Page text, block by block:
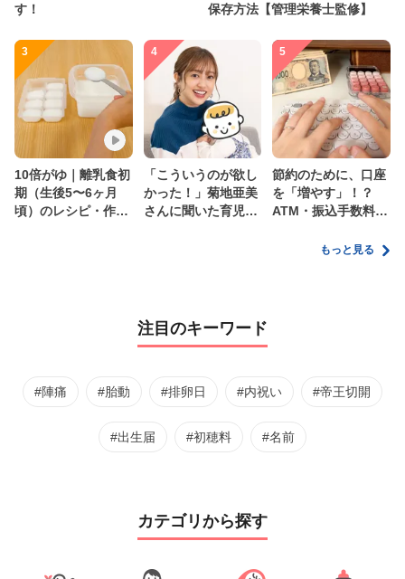
す！
保存方法【管理栄養士監修】
3
10倍がゆ｜離乳食初
期（生後5〜6ヶ月
頃）のレシピ・作り
4
「こういうのが欲し
かった！」菊地亜美
さんに聞いた育児
5
節約のために、口座
を「増やす」！？
ATM・振込手数料の
家計管理術もっと見る
注目のキーワード
#陣痛 #胎動 #排卵日 #内祝い #帝王切開
#出生届 #初穂料 #名前
カテゴリから探す